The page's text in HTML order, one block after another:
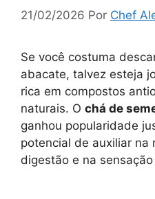
21/02/2026 Por Chef
Se você costuma
abacate, talvez esteja
rica em compostos
naturais. O chá de
ganhou popularidade
potencial de auxiliar na
digestão e na